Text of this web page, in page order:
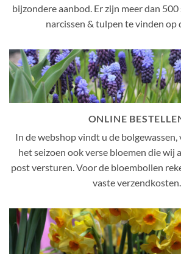
bijzondere aanbod. Er zijn meer dan
narcissen & tulpen te vinden op
ONLINE
In de webshop vindt u de bolgewassen,
het seizoen ook verse bloemen die wij
post versturen. Voor de bloembollen
vaste verzendkosten.